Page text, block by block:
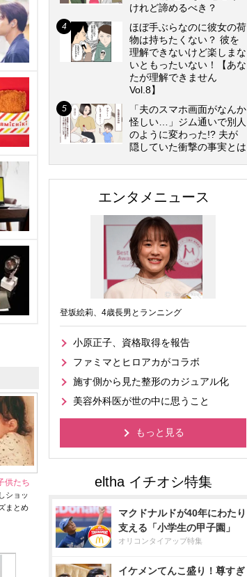
供たち
ショッ
まとめ
けれど諦めるべき？
ほぼ手ぶらなのに彼女の荷
物は持ちたくない？ 彼を
理解できないけど楽しまな
いともったいない！【あな
たが理解できません
Vol.8】
「夫のスマホ画面がなんか
怪しい…」ジム通いで別人
のように変わった!? 夫が
隠していた衝撃の事実とは
エンタメニュース
登坂絵莉、4歳長男とランニング
小原正子、資格取得を報告
ファミマとヒロアカがコラボ
施す側から見た整形のカジュアル化
美容外科医が世の中に思うこと
もっと見る
マクドナルドが40年にわたり
支える「小学生の甲子園」
オリコンタイアップ特集
イケメンてんこ盛り！尊すぎ